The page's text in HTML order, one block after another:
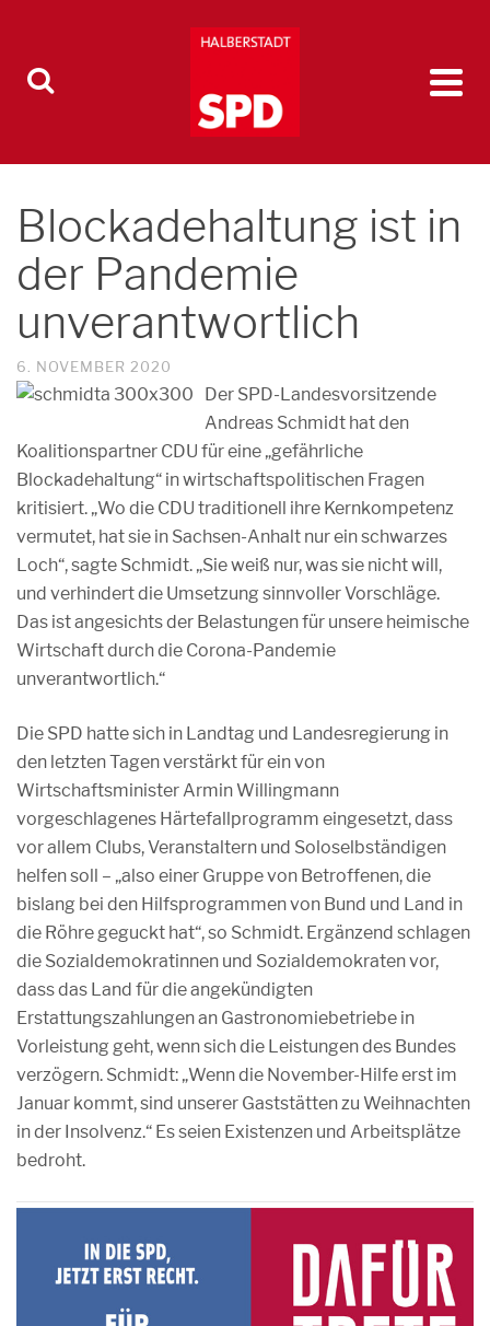
Blockadehaltung ist in
der Pandemie
unverantwortlich
6. NOVEMBER 2020
Der SPD-Landesvorsitzende
Andreas Schmidt hat den
Koalitionspartner CDU für eine „gefährliche
Blockadehaltung“ in wirtschaftspolitischen Fragen
kritisiert. „Wo die CDU traditionell ihre Kernkompetenz
vermutet, hat sie in Sachsen-Anhalt nur ein schwarzes
Loch“, sagte Schmidt. „Sie weiß nur, was sie nicht will,
und verhindert die Umsetzung sinnvoller Vorschläge.
Das ist angesichts der Belastungen für unsere heimische
Wirtschaft durch die Corona-Pandemie
unverantwortlich.“
Die SPD hatte sich in Landtag und Landesregierung in
den letzten Tagen verstärkt für ein von
Wirtschaftsminister Armin Willingmann
vorgeschlagenes Härtefallprogramm eingesetzt, dass
vor allem Clubs, Veranstaltern und Soloselbständigen
helfen soll – „also einer Gruppe von Betroffenen, die
bislang bei den Hilfsprogrammen von Bund und Land in
die Röhre geguckt hat“, so Schmidt. Ergänzend schlagen
die Sozialdemokratinnen und Sozialdemokraten vor,
dass das Land für die angekündigten
Erstattungszahlungen an Gastronomiebetriebe in
Vorleistung geht, wenn sich die Leistungen des Bundes
verzögern. Schmidt: „Wenn die November-Hilfe erst im
Januar kommt, sind unserer Gaststätten zu Weihnachten
in der Insolvenz.“ Es seien Existenzen und Arbeitsplätze
bedroht.